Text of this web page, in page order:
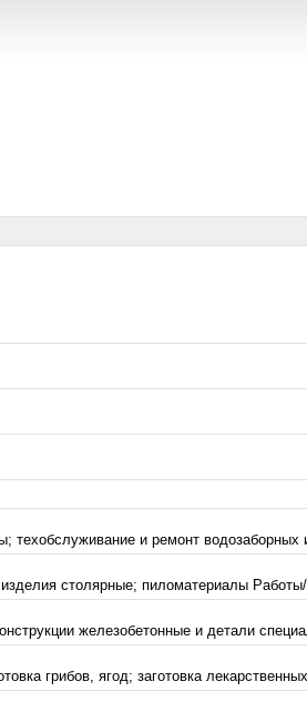
техобслуживание и ремонт водозаборных
столярные; пиломатериалы
железобетонные и детали
грибов, ягод; заготовка